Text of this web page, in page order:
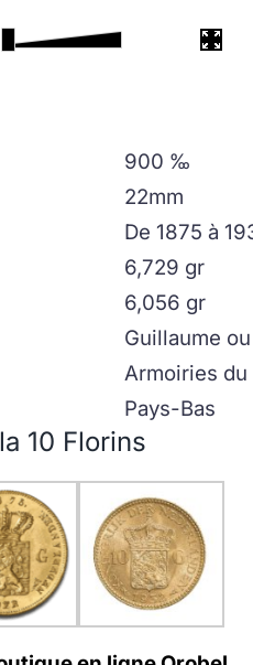
900 ‰
22mm
De 1875 à
6,729 gr
6,056 gr
Guillaume
Armoiries du
Pays-Bas
10 Florins